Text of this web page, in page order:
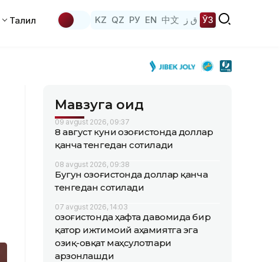
Таҳлил KZ QZ РУ EN 中文 ق ز ЎЗ
Мавзуга оид
09 avgust 2026, 09:37
8 август куни Қозоғистонда доллар
қанча тенгедан сотилади
08 avgust 2026, 09:38
Бугун Қозоғистонда доллар қанча
тенгедан сотилади
07 avgust 2026, 14:03
Қозоғистонда ҳафта давомида бир
қатор ижтимоий аҳамиятга эга
озиқ-овқат маҳсулотлари
арзонлашди